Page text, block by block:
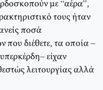
με “αέρα”,
τους ήταν
ποσά
διέθετε, τα οποία –
είχαν
λειτουργίας αλλά